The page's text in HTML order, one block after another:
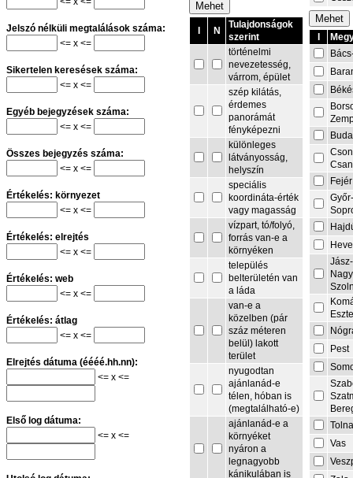
Jelszó nélküli megtalálások száma:
<= x <=
Sikertelen keresések száma:
<= x <=
Egyéb bejegyzések száma:
<= x <=
Összes bejegyzés száma:
<= x <=
Értékelés: környezet
<= x <=
Értékelés: elrejtés
<= x <=
Értékelés: web
<= x <=
Értékelés: átlag
<= x <=
Elrejtés dátuma (éééé.hh.nn):
<= x <=
Első log dátuma:
<= x <=
N
Tulajdonságok
szerint
történelmi
nevezetesség,
várrom, épület
szép kilátás,
érdemes
panorámát
fényképezni
különleges
látványosság,
helyszín
speciális
koordináta-érték
vagy magasság
vízpart, tó/folyó,
forrás van-e a
környéken
település
belterületén van
a láda
van-e a
közelben (pár
száz méteren
belül) lakott
terület
nyugodtan
ajánlanád-e
télen, hóban is
(megtalálható-e)
ajánlanád-e a
környéket
nyáron a
legnagyobb
kánikulában is
Fejér
Jász-
Pest
Vas